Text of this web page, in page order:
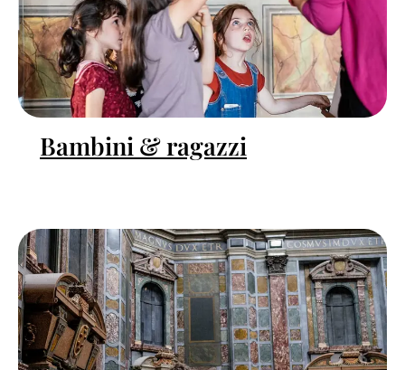
Bambini & ragazzi